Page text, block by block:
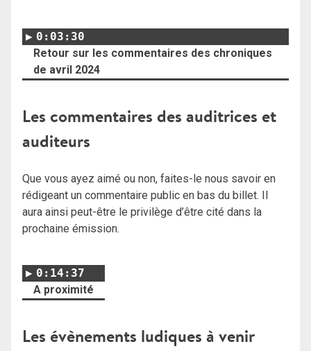
0:03:30
Retour sur les commentaires des chroniques
de avril 2024
Les commentaires des auditrices et
auditeurs
Que vous ayez aimé ou non, faites-le nous savoir en
rédigeant un commentaire public en bas du billet. Il
aura ainsi peut-être le privilège d’être cité dans la
prochaine émission.
0:14:37
A proximité
Les évènements ludiques à venir